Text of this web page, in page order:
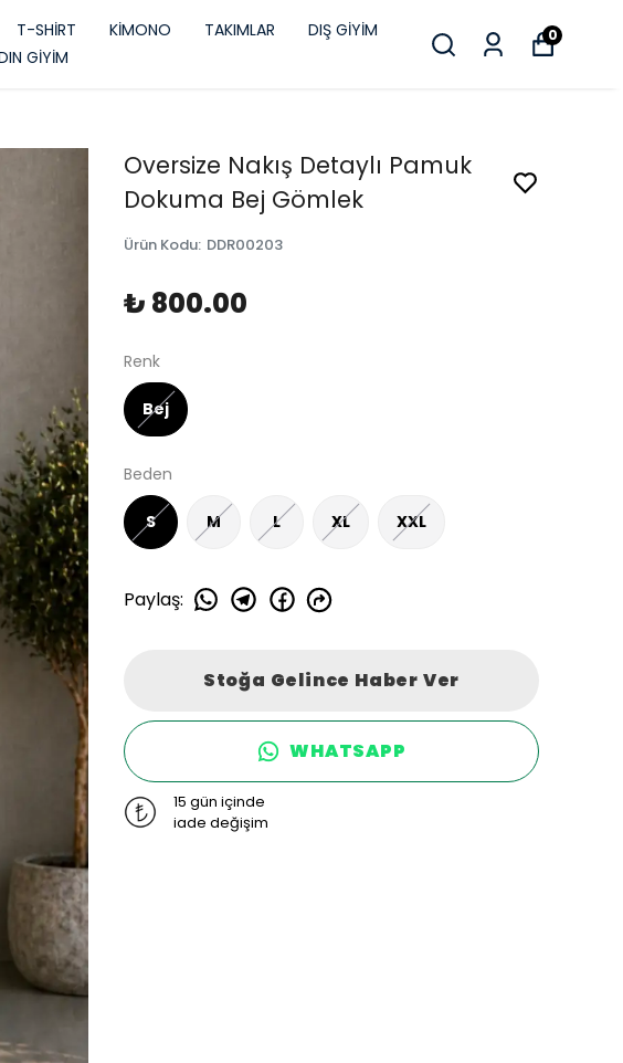
T-SHİRT KİMONO TAKIMLAR
DIŞ GİYİM
GİYİM
0
Oversize Nakış Detaylı Pamuk
Dokuma Bej Gömlek
Ürün Kodu: DDR00203
₺ 800.00
Renk
Bej
Beden
S M L XL XXL
Paylaş:
Stoğa Gelince Haber Ver
WHATSAPP
15 gün içinde
iade değişim